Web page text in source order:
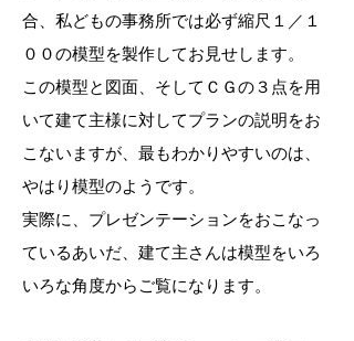
合、私どもの事務所では必ず縮尺１／１
００の模型を製作してお見せします。
この模型と図面、そしてＣＧの３点を用
いて建て主様に対してプランの説明をお
こないますが、最もわかりやすいのは、
やはり模型のようです。
実際に、プレゼンテーションをおこなっ
ているあいだ、建て主さんは模型をいろ
いろな角度からご覧になります。